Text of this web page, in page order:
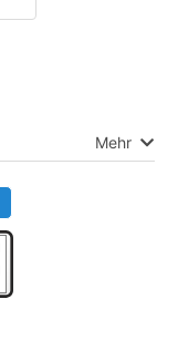
Mehr